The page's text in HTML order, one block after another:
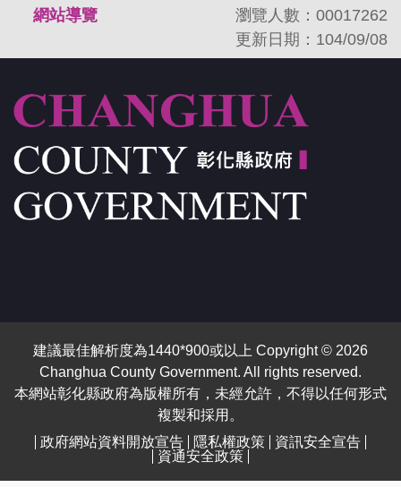
網站導覽
瀏覽人數：00017262
更新日期：104/09/08
建議最佳解析度為1440*900或以上 Copyright © 2026
Changhua County Government. All rights reserved.
本網站彰化縣政府為版權所有，未經允許，不得以任何形式
複製和採用。
政府網站資料開放宣告
隱私權政策
資訊安全宣告
資通安全政策